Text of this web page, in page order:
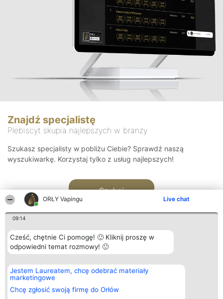
ORŁY Vapingu Live chat
09:14
Cześć, chętnie Ci pomogę! 🙂 Kliknij proszę w
odpowiedni temat rozmowy! 🙂
Jestem Laureatem, chcę odebrać materiały
marketingowe
Chcę zgłosić swoją firmę do Orłów
Znajdź specjalistę
Plebiscyt skupia najlepszych w branży
Szukasz specjalisty w pobliżu Ciebie? Sprawdź naszą
wyszukiwarkę. Korzystaj tylko z usług najlepszych!
Szukaj
Organizator plebiscytu
Bright Side Solutions sp. z o.
o. sp. k.
ul. Ruska 22
Wrocław 50-079
Plebiscyt
Laureaci
wszystkich
Laureatów
Kontakt
Kontakt